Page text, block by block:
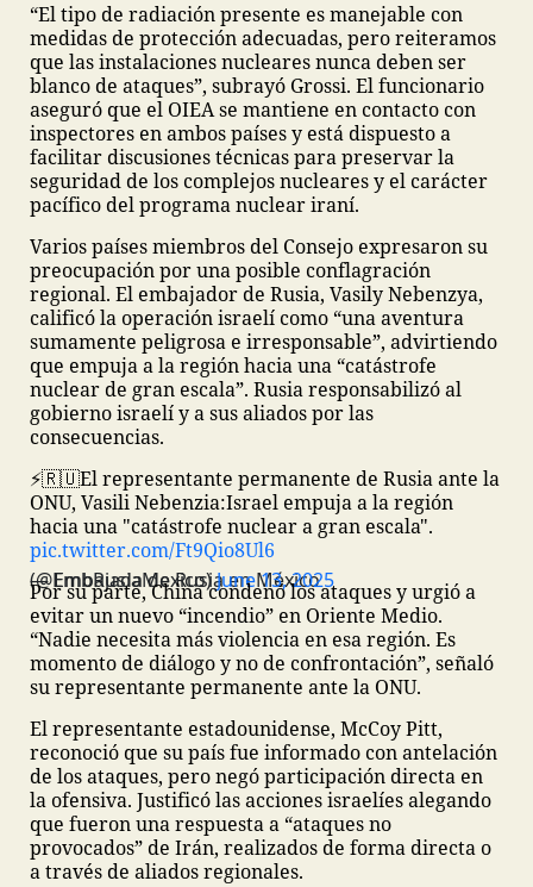
“El tipo de radiación presente es manejable con
medidas de protección adecuadas, pero reiteramos
que las instalaciones nucleares nunca deben ser
blanco de ataques”, subrayó Grossi. El funcionario
aseguró que el OIEA se mantiene en contacto con
inspectores en ambos países y está dispuesto a
facilitar discusiones técnicas para preservar la
seguridad de los complejos nucleares y el carácter
pacífico del programa nuclear iraní.
Varios países miembros del Consejo expresaron su
preocupación por una posible conflagración
regional. El embajador de Rusia, Vasily Nebenzya,
calificó la operación israelí como “una aventura
sumamente peligrosa e irresponsable”, advirtiendo
que empuja a la región hacia una “catástrofe
nuclear de gran escala”. Rusia responsabilizó al
gobierno israelí y a sus aliados por las
consecuencias.
⚡️🇷🇺El representante permanente de Rusia ante la
ONU, Vasili Nebenzia:Israel empuja a la región
hacia una "catástrofe nuclear a gran escala".
pic.twitter.com/Ft9Qio8Ul6
— Embajada de Rusia en México (@EmbRusiaMexico)June 13, 2025
Por su parte, China condenó los ataques y urgió a
evitar un nuevo “incendio” en Oriente Medio.
“Nadie necesita más violencia en esa región. Es
momento de diálogo y no de confrontación”, señaló
su representante permanente ante la ONU.
El representante estadounidense, McCoy Pitt,
reconoció que su país fue informado con antelación
de los ataques, pero negó participación directa en
la ofensiva. Justificó las acciones israelíes alegando
que fueron una respuesta a “ataques no
provocados” de Irán, realizados de forma directa o
a través de aliados regionales.